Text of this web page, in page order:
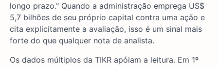
longo prazo." Quando a administração emprega US$
5,7 bilhões de seu próprio capital contra uma ação e
cita explicitamente a avaliação, isso é um sinal mais
forte do que qualquer nota de analista.
Os dados múltiplos da TIKR apóiam a leitura. Em 1º